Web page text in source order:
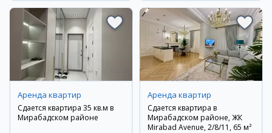
Аренда квартир
Сдается квартира 35 кв.м в
Мирабадском районе
Аренда квартир
Сдается квартира в
Мирабадском районе, ЖК
Mirabad Avenue, 2/8/11, 65 м²